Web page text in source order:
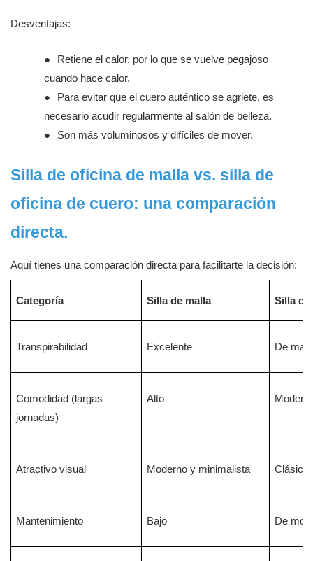
Desventajas:
●
Retiene el calor, por lo que se vuelve pegajoso
cuando hace calor.
●
Para evitar que el cuero auténtico se agriete, es
necesario acudir regularmente al salón de belleza.
●
Son más voluminosos y difíciles de mover.
Silla de oficina de malla vs. silla de
oficina de cuero: una comparación
directa.
Aquí tienes una comparación directa para facilitarte la decisión:
Categoría Silla de malla Silla de
Transpirabilidad Excelente De
Comodidad (largas
jornadas)
Alto
Atractivo visual Moderno y minimalista Clásico
Mantenimiento Bajo De